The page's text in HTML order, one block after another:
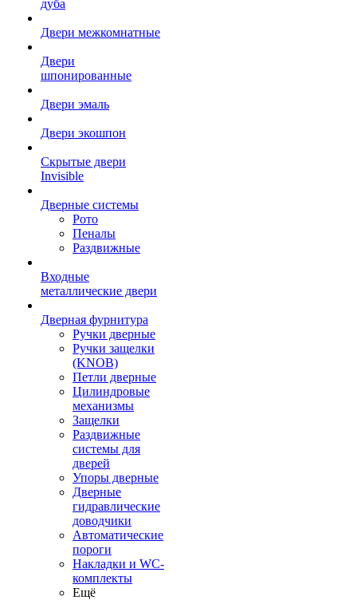
дуба
Двери межкомнатные
Двери
шпонированные
Двери эмаль
Двери экошпон
Скрытые двери
Invisible
Дверные системы
Рото
Пеналы
Раздвижные
Входные
металлические двери
Дверная фурнитура
Ручки дверные
Ручки защелки
(KNOB)
Петли дверные
Цилиндровые
механизмы
Защелки
Раздвижные
системы для
дверей
Упоры дверные
Дверные
гидравлические
доводчики
Автоматические
пороги
Накладки и WC-
комплекты
Ещё